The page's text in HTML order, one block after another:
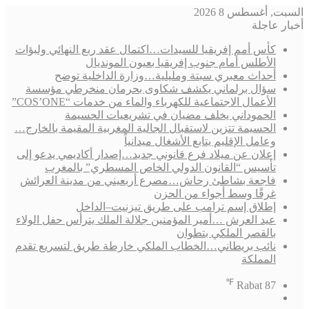
السبت, أغسطس 8 2026
أخبار عاجلة
كأس أمم إفريقيا للسيدات…اكتمال عقد ربع النهائي ولبؤات
الأطلس أمام جنوب إفريقيا بعيون المونديال
أحداث معبري سبتة ومليلية…وزارة الداخلية توضح
سؤال برلماني يكشف شكاوى بحرمان منخرطي مؤسسة
الأعمال الاجتماعية للكهرباء والماء من خدمات “COS’ONE”
الحموداني يخلف مضيان في تشريعيات الحسيمة
الحسيمة تتزين لاستقبال الجالية المغربية المقيمة بالخارج…
وعامل الإقليم يتابع الأشغال ميدانياً
إعلان عن ميلاد فرع قانوني جديد…إصدار أكاديمي يدعو إلى
تأسيس “القانون الدولي الخاص المسطري” بالمغرب
فاجعة بشاطئ رحاش…مصرع أربعيني من مدينة العرائش
غرقًا وسط أجواء من الحزن
إطلاق إسم ترامب على طريق تيزنيت–الداخل
عيد العرش …أمير المؤمنين جلالة الملك يترأس حفل الولاء
بالقصر الملكي بتطوان
نائب بريطاني…الخطاب الملكي خارطة طريق لتسريع تقدم
المملكة
Rabat 87
℉